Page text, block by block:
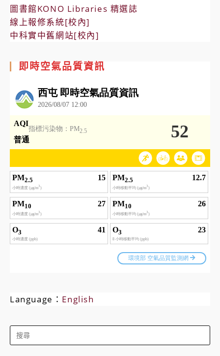
圖書館KONO Libraries 精選誌
線上報修系統[校內]
中科實中舊網站[校內]
即時空氣品質資訊
Language： English
Search
for: